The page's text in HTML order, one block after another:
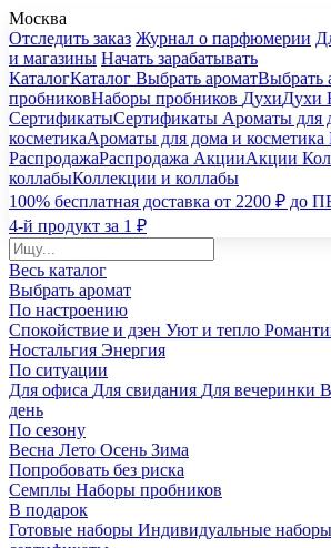
Москва
Отследить заказ Журнал о парфюмерии
и магазины Начать зарабатывать
КаталогКаталог Выбрать ароматВыбрать
пробниковНаборы пробников ДухиДухи
СертификатыСертификаты Ароматы для
косметикаАроматы для дома и косметика
РаспродажаРаспродажа АкцииАкции
коллабыКоллекции и коллабы
100% бесплатная доставка от 2200 ₽ до
4-й продукт за 1 ₽
Весь каталог
Выбрать аромат
По настроению
Спокойствие и дзен Уют и тепло
Ностальгия Энергия
По ситуации
Для офиса Для свидания Для вечеринки
день
По сезону
Весна Лето Осень Зима
Попробовать без риска
Семплы Наборы пробников
В подарок
Готовые наборы Индивидуальные наборы